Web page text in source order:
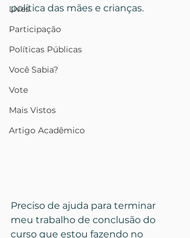
Lives
Participação
Políticas Públicas
Você Sabia?
Vote
Mais Vistos
Artigo Acadêmico
política das mães e crianças.
Preciso de ajuda para terminar
meu trabalho de conclusão do
curso que estou fazendo no